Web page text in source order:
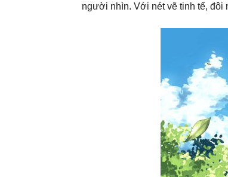
người nhìn. Với nét vẽ tinh tế, đôi